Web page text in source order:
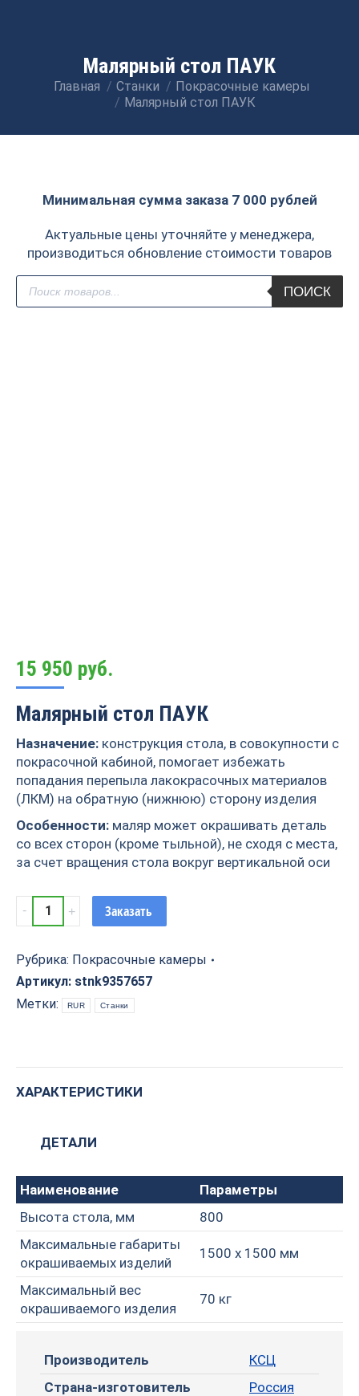
Малярный стол ПАУК
Вы здесь:
Главная Станки
Покрасочные камеры
Малярный стол ПАУК
Минимальная сумма заказа 7 000 рублей
Актуальные цены уточняйте у менеджера,
производиться обновление стоимости товаров
Поиск
товаров
ПОИСК
15 950 руб.
Малярный стол ПАУК
Назначение: конструкция стола, в совокупности с
покрасочной кабиной, помогает избежать
попадания перепыла лакокрасочных материалов
(ЛКМ) на обратную (нижнюю) сторону изделия
Особенности: маляр может окрашивать деталь
со всех сторон (кроме тыльной), не сходя с места,
за счет вращения стола вокруг вертикальной оси
Малярный
стол
quantity
Заказать
Рубрика: Покрасочные камеры
Артикул: stnk9357657
Метки:
RUR Станки
ХАРАКТЕРИСТИКИ
ДЕТАЛИ
Наименование
Параметры
Высота стола, мм
800
Максимальные габариты
окрашиваемых изделий
1500 х 1500 мм
Максимальный вес
окрашиваемого изделия
70 кг
Производитель
КСЦ
Страна-изготовитель
Россия